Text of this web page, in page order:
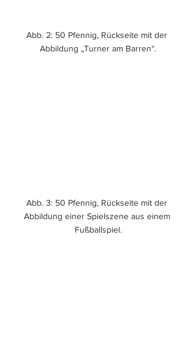
Abb. 2: 50 Pfennig, Rückseite mit der
Abbildung „Turner am Barren“.
Abb. 3: 50 Pfennig, Rückseite mit der
Abbildung einer Spielszene aus einem
Fußballspiel.